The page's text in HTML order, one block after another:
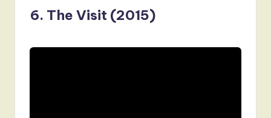
6. The Visit (2015)